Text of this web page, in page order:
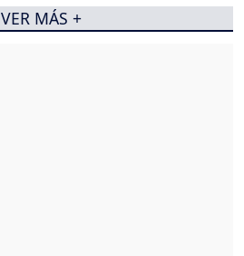
VER MÁS +